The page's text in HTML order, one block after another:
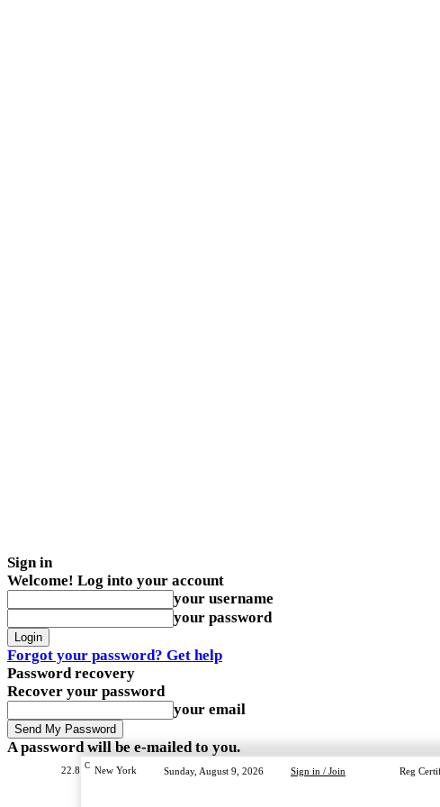
Sign in
Welcome! Log into your account
your username
your password
Forgot your password? Get help
Password recovery
Recover your password
your email
A password will be e-mailed to you.
22.8 C New York Sunday, August 9, 2026 Sign in / Join Reg